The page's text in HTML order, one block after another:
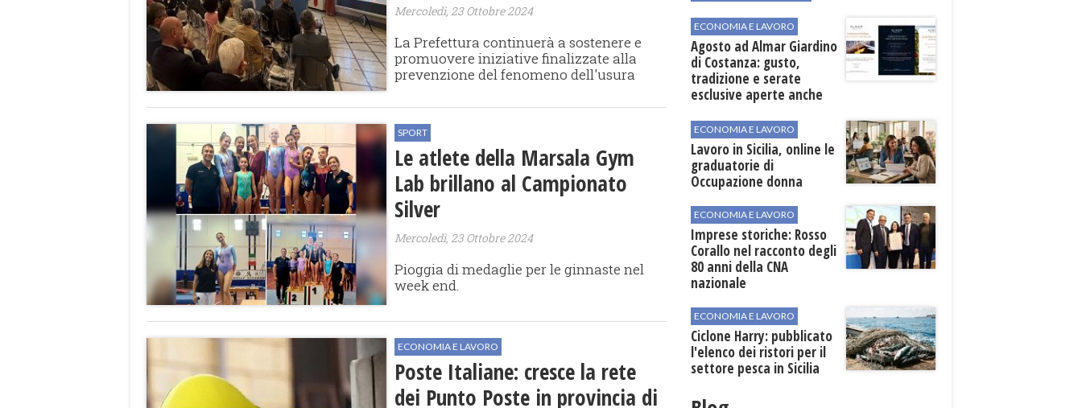
Mercoledì, 23 Ottobre 2024
La Prefettura continuerà a sostenere e
promuovere iniziative finalizzate alla
prevenzione del fenomeno dell'usura
SPORT
Le atlete della Marsala Gym
Lab brillano al Campionato
Silver
Mercoledì, 23 Ottobre 2024
Pioggia di medaglie per le ginnaste nel
week end.
ECONOMIA E LAVORO
Poste Italiane: cresce la rete
dei Punto Poste in provincia di
ECONOMIA E LAVORO
Agosto ad Almar Giardino
di Costanza: gusto,
tradizione e serate
esclusive aperte anche
ECONOMIA E LAVORO
Lavoro in Sicilia, online le
graduatorie di
Occupazione donna
ECONOMIA E LAVORO
Imprese storiche: Rosso
Corallo nel racconto degli
80 anni della CNA
nazionale
ECONOMIA E LAVORO
Ciclone Harry: pubblicato
l'elenco dei ristori per il
settore pesca in Sicilia